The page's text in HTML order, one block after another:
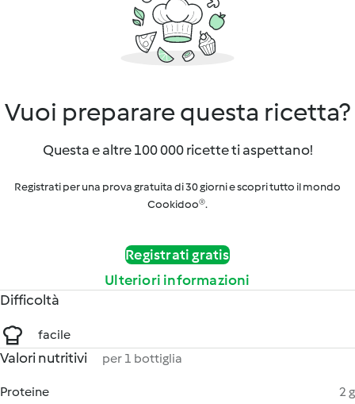
Vuoi preparare questa ricetta?
Questa e altre 100 000 ricette ti aspettano!
Registrati per una prova gratuita di 30 giorni e scopri tutto il mondo
Cookidoo®.
Registrati gratis
Ulteriori informazioni
Difficoltà
facile
Valori nutritivi per 1 bottiglia
Proteine
2 g